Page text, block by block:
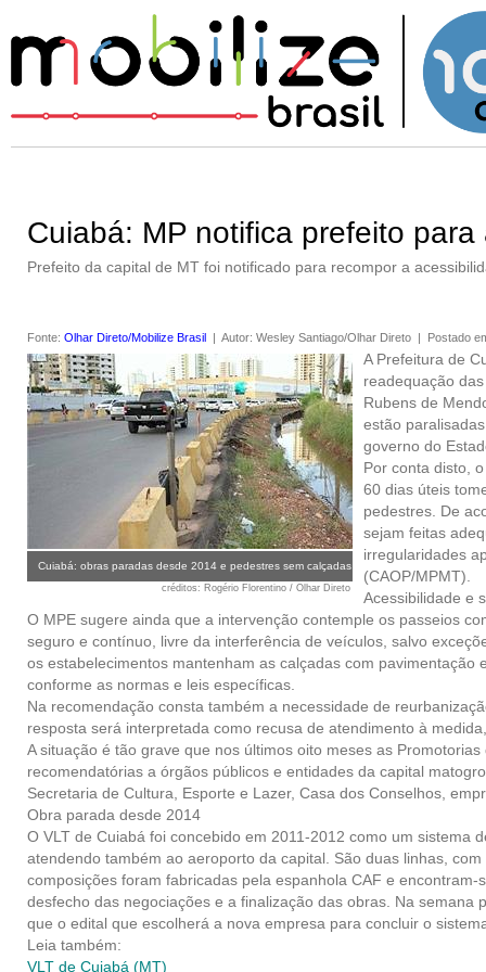
Cuiabá: MP notifica prefeito
Prefeito da capital de MT foi notificado para recompor a
Fonte: Olhar Direto/Mobilize Brasil | Autor: Wesley Santiago/Olhar Direto | Postado
Cuiabá: obras paradas desde 2014 e pedestres sem calçadas
créditos: Rogério Florentino / Olhar Direto
A Prefeitura de
readequação
Rubens de
estão
governo do
Por conta disto,
60 dias úteis
pedestres. De
sejam feitas
irregularidades
(CAOP/MPMT).
Acessibilidade e
O MPE sugere ainda que a intervenção contemple os passeios
seguro e contínuo, livre da interferência de veículos, salvo
os estabelecimentos mantenham as calçadas com
conforme as normas e leis específicas.
Na recomendação consta também a necessidade de
resposta será interpretada como recusa de atendimento à
A situação é tão grave que nos últimos oito meses as
recomendatórias a órgãos públicos e entidades da capital
Secretaria de Cultura, Esporte e Lazer, Casa dos Conselhos,
Obra parada desde 2014
O VLT de Cuiabá foi concebido em 2011-2012 como um sistema
atendendo também ao aeroporto da capital. São duas linhas,
composições foram fabricadas pela espanhola CAF e
desfecho das negociações e a finalização das obras. Na
que o edital que escolherá a nova empresa para concluir o
Leia também:
VLT de Cuiabá (MT)